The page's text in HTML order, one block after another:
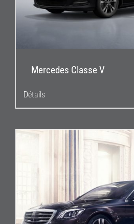
Mercedes Classe V
Détails